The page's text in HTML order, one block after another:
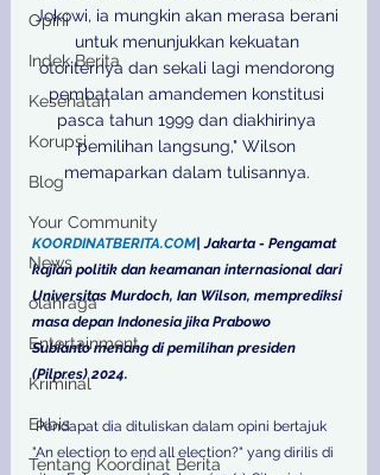
Opini
Indek Berita
Kesehatan
Korupsi
Blog
Your Community
News
olahraga
Entertainment
Kriminal
Ekbis
Tentang Koordinat Berita
Jokowi, ia mungkin akan merasa berani
untuk menunjukkan kekuatan
otoriternya dan sekali lagi mendorong
pembatalan amandemen konstitusi
pasca tahun 1999 dan diakhirinya
pemilihan langsung," Wilson
memaparkan dalam tulisannya.
KOORDINATBERITA.COM | Jakarta - Pengamat
kajian politik dan keamanan internasional dari
Universitas Murdoch, Ian Wilson, memprediksi
masa depan Indonesia jika Prabowo
Subianto menang di pemilihan presiden
(Pilpres) 2024.
Pendapat dia dituliskan dalam opini bertajuk
"An election to end all election?" yang dirilis di